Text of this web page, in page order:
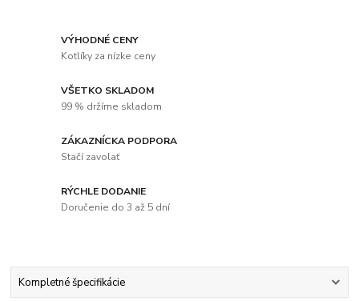
VÝHODNÉ CENY
Kotlíky za nízke ceny
VŠETKO SKLADOM
99 % držíme skladom
ZÁKAZNÍCKA PODPORA
Stačí zavolať
RÝCHLE DODANIE
Doručenie do 3 až 5 dní
Kompletné špecifikácie